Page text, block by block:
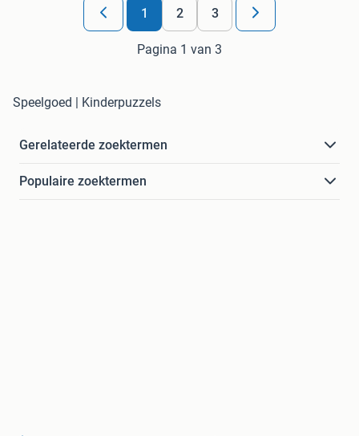
1 2 3
Pagina 1 van 3
Speelgoed | Kinderpuzzels
Gerelateerde zoektermen
Populaire zoektermen